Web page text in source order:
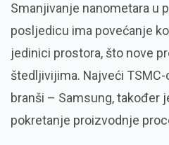
Smanjivanje nanometara u
posljedicu ima povećanje
jedinici prostora, što nove
štedljivijima. Najveći
branši – Samsung, također
pokretanje proizvodnje